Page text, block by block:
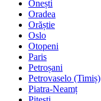
Onești
Oradea
Orăștie
Oslo
Otopeni
Paris
Petroșani
Petrovaselo (Timiș)
Piatra-Neamț